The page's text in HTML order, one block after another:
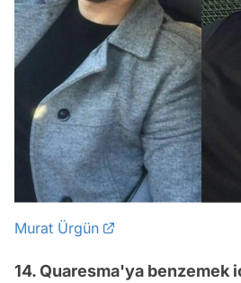
Murat Ürgün
14. Quaresma'ya benzemek